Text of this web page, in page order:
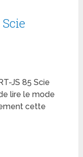
JS 85 Scie
lire le mode
cette